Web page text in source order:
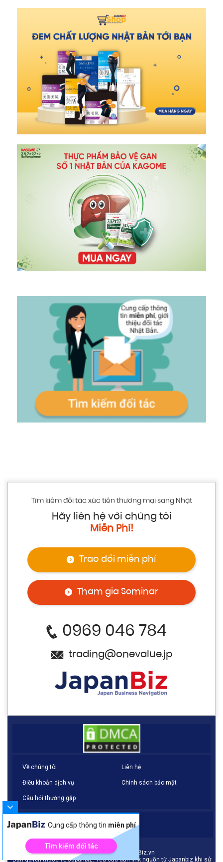
Tìm kiếm đối tác xúc tiến thương mại sang Nhật
Hãy liên hệ với chúng tôi
Miễn Phí!
Trao đổi miễn phí
Tham gia Seminar
0969 046 784
trading@onevalue.jp
Về chúng tôi Liên hệ
Điều khoản dịch vụ Chính sách bảo mật
Câu hỏi thường gặp
Cung cấp thông tin miễn phí
Tìm kiếm đối tác
© Copyright 2021 - JapanBiz.vn
Bản quyền thuộc về Japanbiz. Yêu cầu dẫn link nguồn từ Japanbiz khi sử